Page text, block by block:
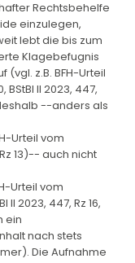
Rechtsbehelfe
einzulegen,
lebt die bis zum
Klagebefugnis
z.B. BFH-Urteil
BStBl II 2023, 447,
--anders als
Urteil vom
Rz 13)-- auch nicht
Urteil vom
II 2023, 447, Rz 16,
ein
nach stets
Die Aufnahme